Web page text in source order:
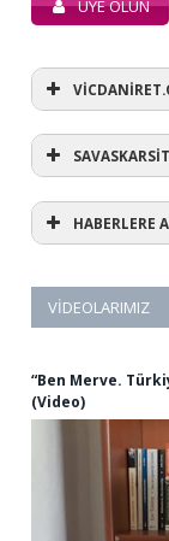
ÜYE OLUN
HABERLERE
VIDEOLARIMIZ
“Ben Merve.
(Video)